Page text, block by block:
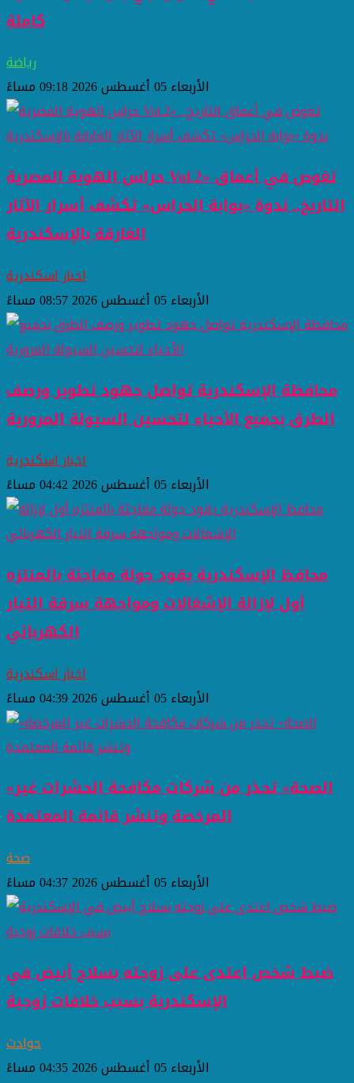
كاملة
رياضة
الأربعاء 05 أغسطس 2026 09:18 مساءً
حراس الهوية المصرية Vol.2» تغوص في أعماق
التاريخ.. ندوة «بوابة الحراس» تكشف أسرار الآثار
الغارقة بالإسكندرية
اخبار اسكندرية
الأربعاء 05 أغسطس 2026 08:57 مساءً
محافظة الإسكندرية تواصل جهود تطوير ورصف
الطرق بجميع الأحياء لتحسين السيولة المرورية
اخبار اسكندرية
الأربعاء 05 أغسطس 2026 04:42 مساءً
محافظ الإسكندرية يقود جولة مفاجئة بالمنتزه
أول لإزالة الإشغالات ومواجهة سرقة التيار
الكهربائي
اخبار اسكندرية
الأربعاء 05 أغسطس 2026 04:39 مساءً
«الصحة» تحذر من شركات مكافحة الحشرات غير
المرخصة وتنشر قائمة المعتمدة
صحة
الأربعاء 05 أغسطس 2026 04:37 مساءً
ضبط شخص اعتدى على زوجته بسلاح أبيض في
الإسكندرية بسبب خلافات زوجية
حوادث
الأربعاء 05 أغسطس 2026 04:35 مساءً